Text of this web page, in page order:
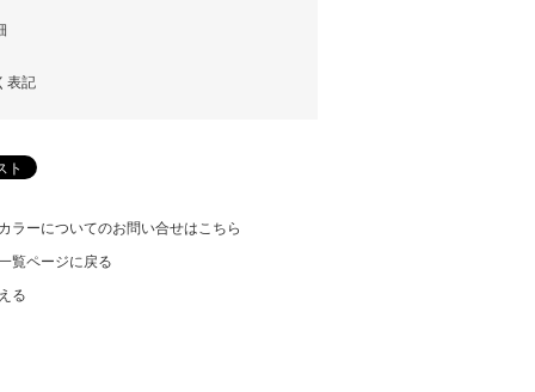
表記
ラーについてのお問い合せはこちら
覧ページに戻る
る